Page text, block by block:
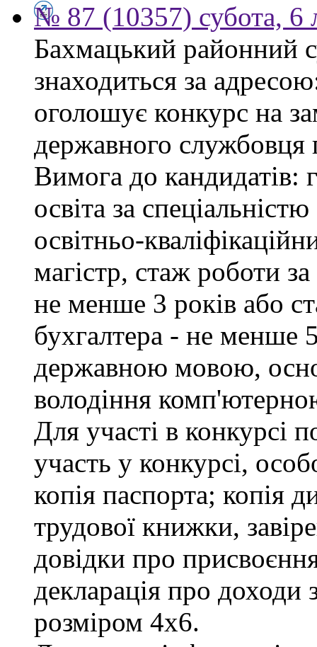
№ 87 (10357) субота, 6
Бахмацький районний
знаходиться за
оголошує конкурс на
державного службовця
Вимога до кандидатів:
освіта за
освітньо-
магістр, стаж роботи
не менше 3 років або
бухгалтера - не менше
державною мовою,
володіння
Для участі в конкурсі
участь у конкурсі,
копія паспорта; копія
трудової книжки,
довідки про
декларація про доходи
розміром 4х6.